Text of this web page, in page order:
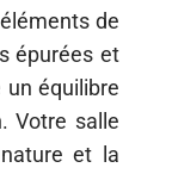
de
épurées et
équilibre
Votre salle
et la